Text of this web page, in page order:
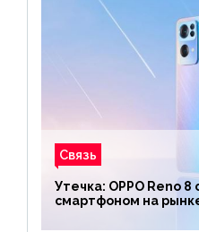
Связь
Утечка: OPPO Reno
смартфоном на